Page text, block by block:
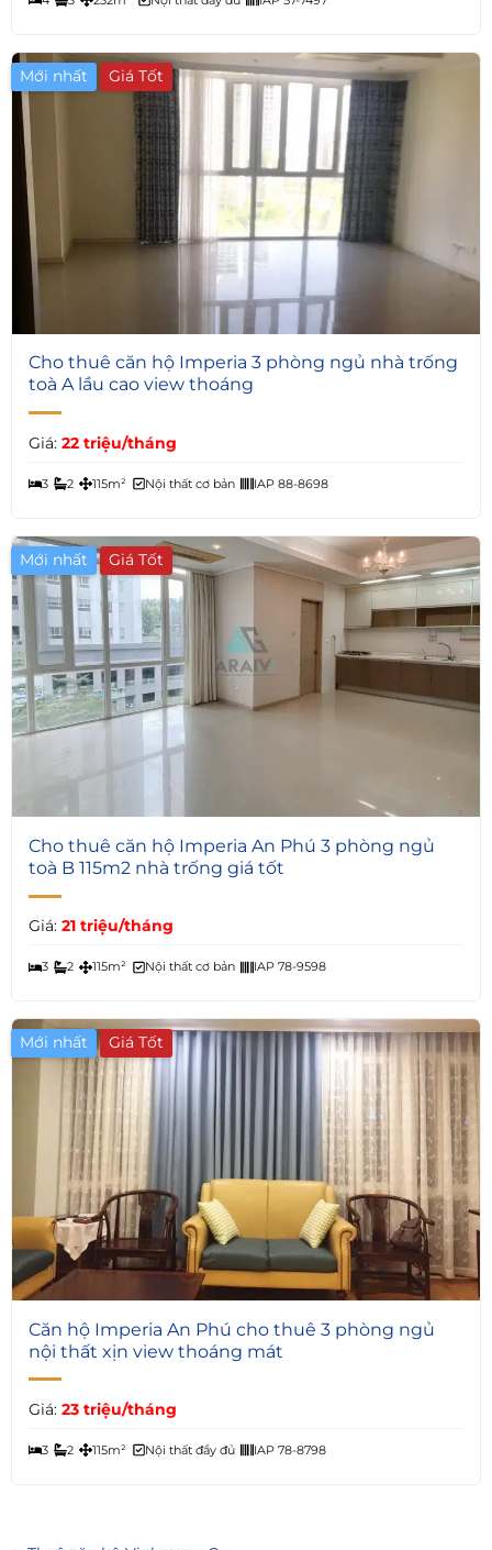
Mới nhất Giá Tốt
7
Cho thuê căn hộ Imperia 3 phòng ngủ nhà trống
toà A lầu cao view thoáng
Giá: 22 triệu/tháng
3 2 115m² Nội thất cơ bản IAP 88-8698
Mới nhất Giá Tốt
7
Cho thuê căn hộ Imperia An Phú 3 phòng ngủ
toà B 115m2 nhà trống giá tốt
Giá: 21 triệu/tháng
3 2 115m² Nội thất cơ bản IAP 78-9598
Mới nhất Giá Tốt
6
Căn hộ Imperia An Phú cho thuê 3 phòng ngủ
nội thất xịn view thoáng mát
Giá: 23 triệu/tháng
3 2 115m² Nội thất đầy đủ IAP 78-8798